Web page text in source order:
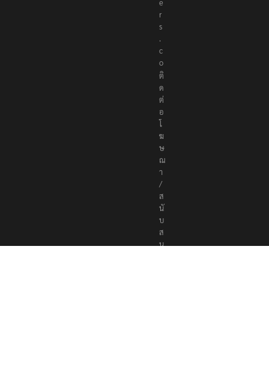
e
r
s
.
c
o
ติ
ด
ต่
อ
โ
ฆ
ษ
ณ
า
/
ส
นั
บ
ส
นุ